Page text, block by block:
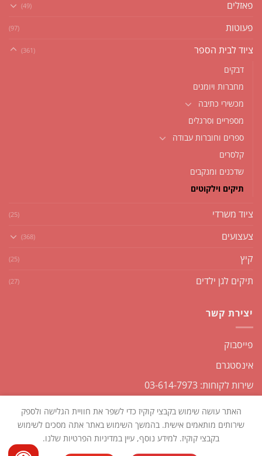
פאזלים (49)
פעוטות (97)
ציוד לבית הספר (361)
דבקים
מחברות ויומנים
מכשירי כתיבה
מספריים וסרגלים
ספרים וחוברות עבודה
קלסרים
שדכנים ומנקבים
תיקים וילקוטים
ציוד משרדי (25)
צעצועים (368)
קיץ (25)
תיקים לגן ילדים (27)
יצירת קשר
פייסבוק
אינסטגרם
שירות לקוחות: 03-614-7973
האתר עושה שימוש בקבצי קוקיז כדי לשפר את חוויית הגלישה ולספק
שירותים מותאמים אישית. בהמשך השימוש באתר אתה מסכים לשימוש
בקבצי קוקיז. למידע נוסף, עיין במדיניות הפרטיות שלנו.